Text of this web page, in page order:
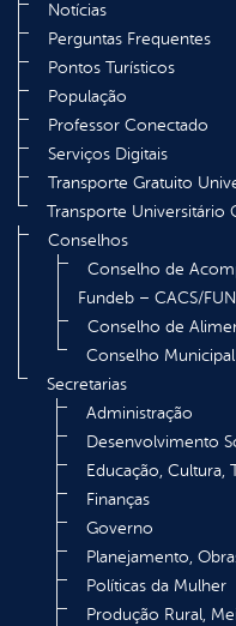
Notícias
Perguntas Frequentes
Pontos Turísticos
População
Professor Conectado
Serviços Digitais
Transporte Gratuito
Transporte Universitário
Conselhos
Conselho de
Fundeb – CACS/
Conselho de
Conselho
Secretarias
Administração
Desenvolvimento
Educação, Cultura,
Finanças
Governo
Planejamento,
Políticas da Mulher
Produção Rural,